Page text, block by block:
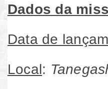
Dados da
Data de
Local: